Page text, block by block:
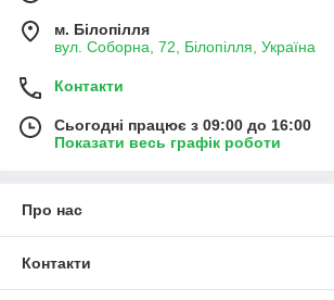
м. Білопілля
вул. Соборна, 72, Білопілля, Україна
Контакти
Сьогодні працює з 09:00 до 16:00
Показати весь графік роботи
Про нас
Контакти